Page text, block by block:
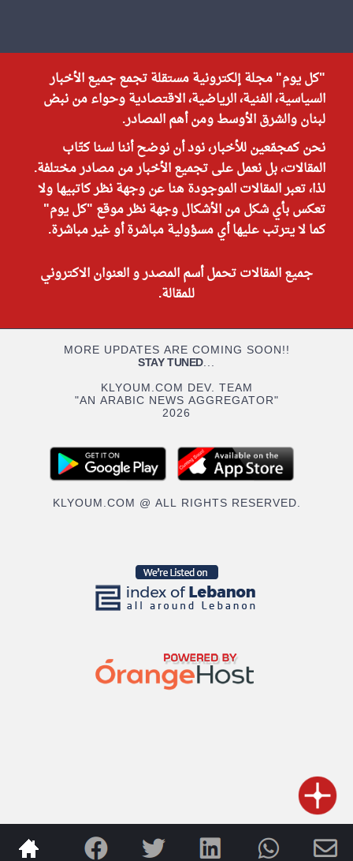
"كل يوم" مجلة إلكترونية مستقلة تجمع جميع الأخبار
السياسية، الفنية، الرياضية، الاقتصادية وحواء من نبض
لبنان والشرق الأوسط ومن أهم المصادر.
نحن كمجمّعين للأخبار، نود أن نوضح أننا لسنا كتّاب
المقالات، بل نعمل على تجميع الأخبار من مصادر مختلفة.
لذا، تعبر المقالات الموجودة هنا عن وجهة نظر كاتبيها ولا
تعكس بأي شكل من الأشكال وجهة نظر موقع "كل يوم"
كما لا يترتب عليها أي مسؤولية مباشرة أو غير مباشرة.
جميع المقالات تحمل أسم المصدر و العنوان الاكتروني
للمقالة.
MORE UPDATES ARE COMING SOON!!
STAY TUNED...
KLYOUM.COM DEV. TEAM
"AN ARABIC NEWS AGGREGATOR"
2026
KLYOUM.COM @ ALL RIGHTS RESERVED.